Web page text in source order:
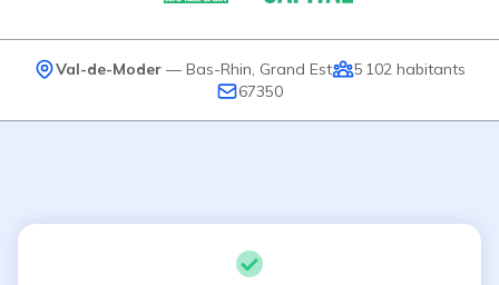
Val-de-Moder — Bas-Rhin Grand Est 5 102 habitants
67350